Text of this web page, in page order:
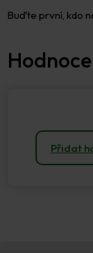
Buďte první, kdo
Přidat